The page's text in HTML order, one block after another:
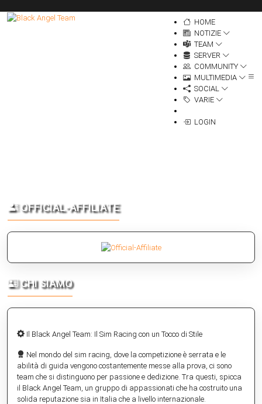
HOME
NOTIZIE
TEAM
SERVER
COMMUNITY
MULTIMEDIA
SOCIAL
VARIE
LOGIN
OFFICIAL-AFFILIATE
CHI SIAMO
Il Black Angel Team: Il Sim Racing con un Tocco di Stile
Nel mondo del sim racing, dove la competizione è serrata e le
abilità di guida vengono costantemente messe alla prova, ci sono
team che si distinguono per passione e dedizione. Tra questi, spicca
il Black Angel Team, un gruppo di appassionati che ha costruito una
solida reputazione sia in Italia che a livello internazionale.